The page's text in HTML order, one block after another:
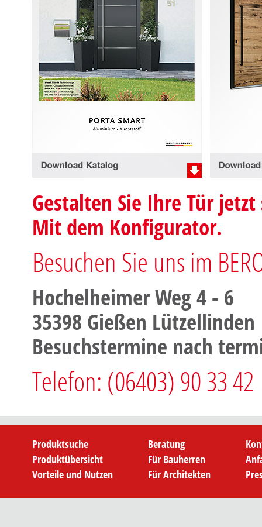
Gestalten Sie Ihre Tür
Mit dem Konfigurator.
Besuchen Sie uns im
Hochelheimer Weg 4 - 6
35398 Gießen Lützellinden
Besuchstermine nach
Telefon: (06403) 90 33 42
Produktsuche
Produktübersicht
Vorteile und Nutzen
Beratung
Für Bauherren
Für Architekten